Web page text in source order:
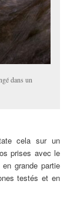
dans un
cela sur un
prises avec le
grande partie
testés et en